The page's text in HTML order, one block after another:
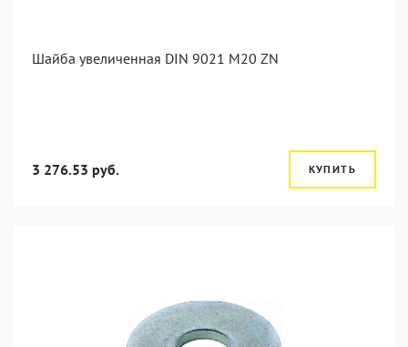
Шайба увеличенная DIN 9021 M20 ZN
3 276.53 руб. КУПИТЬ